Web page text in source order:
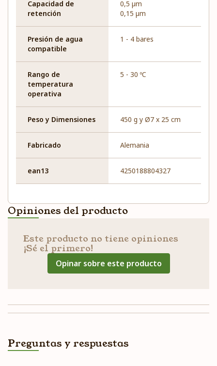
Capacidad de
retención
0,5 µm
0,15 µm
Presión de agua
compatible
1 - 4 bares
Rango de
temperatura
operativa
5 - 30 ºC
Peso y Dimensiones 450 g y Ø7 x 25 cm
Fabricado Alemania
ean13 4250188804327
Opiniones del producto
Este producto no tiene opiniones
¡Sé el primero!
Opinar sobre este producto
Preguntas y respuestas